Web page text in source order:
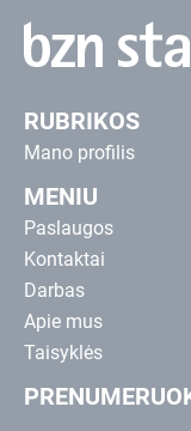
RUBRIKOS
Mano profilis
MENIU
Paslaugos
Kontaktai
Darbas
Apie mus
Taisyklės